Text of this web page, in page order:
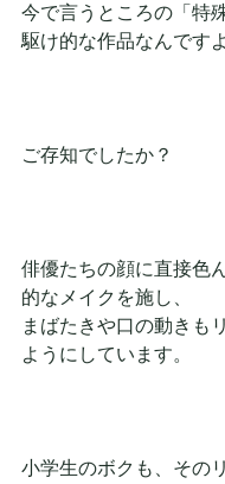
今で言うところの「特
駆け的な作品なんですよ
ご存知でしたか？
俳優たちの顔に直接色
的なメイクを施し、
まばたきや口の動きも
ようにしています。
小学生のボクも、その